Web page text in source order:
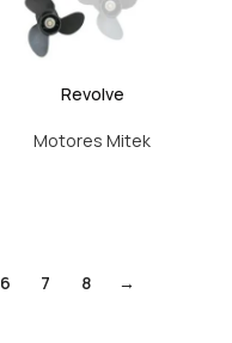
Revolve
Motores Mitek
6 7 8 →